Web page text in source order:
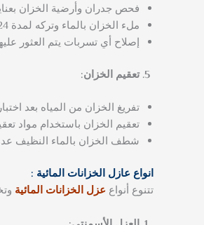
فحص جدران وأرضية الخزان
ملء الخزان بالماء وتركه لمدة 24 ساعة على الأقل لفحص وجود أي تسربات.
إصلاح أي تسربات يتم العثور
تعقيم الخزان:
تفريغ الخزان من المياه بعد
تعقيم الخزان باستخدام مواد
شطف الخزان بالماء النظيف عدة
انواع عازل الخزانات المائية :
تتنوع أنواع عزل الخزانات المائية